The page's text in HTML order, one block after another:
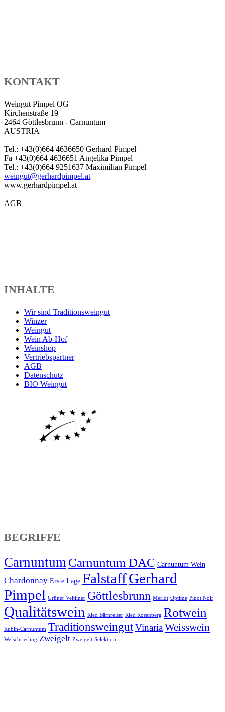
KONTAKT
Weingut Pimpel OG
Kirchenstraße 19
2464 Göttlesbrunn - Carnuntum
AUSTRIA
Tel.: +43(0)664 4636650 Gerhard Pimpel
Fa +43(0)664 4636651 Angelika Pimpel
Tel.: +43(0)664 9251637 Maximilian Pimpel
weingut@gerhardpimpel.at
www.gerhardpimpel.at
AGB
INHALTE
Wir sind Traditionsweingut
Winzer
Weingut
Wein Ab-Hof
Weinshop
Vertriebspartner
AGB
Datenschutz
BIO Weingut
BEGRIFFE
CarnuntumCarnuntum DAC Carnuntum Wein
Chardonnay Erste Lage FalstaffGerhard
Pimpel Grüner Veltliner Göttlesbrunn Merlot Optime Pinot Noir
Qualitätswein Ried Bärnreiser Ried Rosenberg Rotwein
Rubin-Carnuntum TraditionsweingutVinariaWeisswein
Welschriesling Zweigelt Zweigelt-Selektion